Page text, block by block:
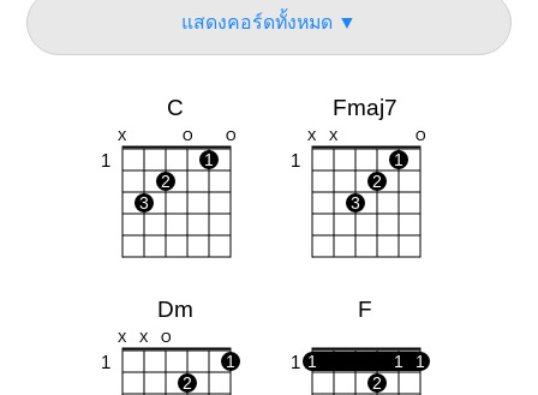
แสดงคอร์ดทั้งหมด ▼
C
X O O
1
1
2
3
Fmaj7
X X O
1
1
2
3
Dm
X X O
1
1
2
F
1 1 1
1
2